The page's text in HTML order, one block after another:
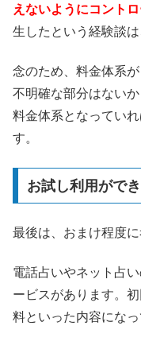
えないようにコント
生したという経験談
念のため、料金体系
不明確な部分はない
料金体系となってい
す。
お試し利用がで
最後は、おまけ程度に
電話占いやネット占
ービスがあります。
料といった内容にな